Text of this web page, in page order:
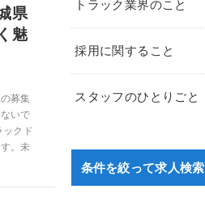
県
魅
募集
いで
ックド
。未
トラック業界のこと
採用に関すること
スタッフのひとりごと
条件を絞って求人検索